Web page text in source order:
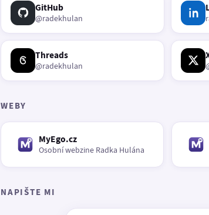
GitHub
@radekhulan
Threads
@radekhulan
WEBY
MyEgo.cz
Osobní webzine Radka Hulána
NAPIŠTE MI